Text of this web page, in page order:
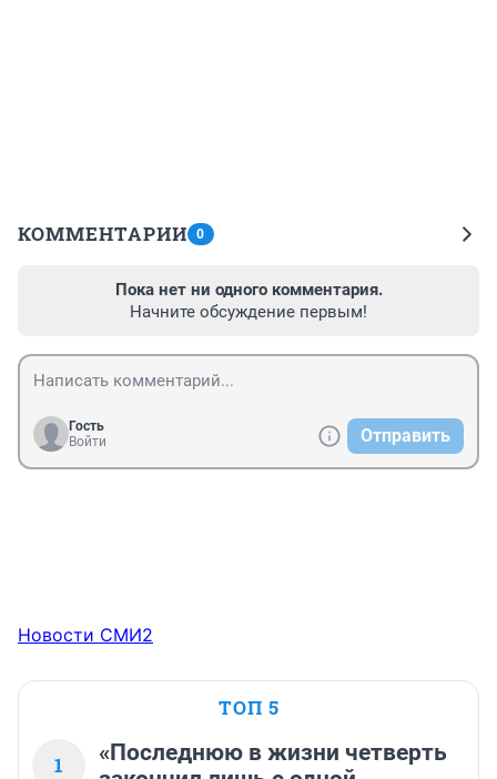
КОММЕНТАРИИ 0
Пока нет ни одного комментария.
Начните обсуждение первым!
Гость
Войти
Отправить
Новости СМИ2
ТОП 5
1
«Последнюю в жизни четверть